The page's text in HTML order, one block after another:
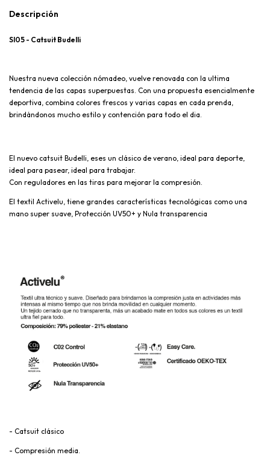
Descripción
SI05 - Catsuit Budelli
Nuestra nueva colección nómadeo, vuelve renovada con la ultima
tendencia de las capas superpuestas. Con una propuesta esencialmente
deportiva, combina colores frescos y varias capas en cada prenda,
brindándonos mucho estilo y contención para todo el dia.
El nuevo catsuit Budelli, eses un clásico de verano, ideal para deporte,
ideal para pasear, ideal para trabajar.
Con reguladores en las tiras para mejorar la compresión.
El textil Activelu, tiene grandes características tecnológicas como una
mano super suave, Protección UV50+ y Nula transparencia
- Catsuit clásico
- Compresión media.